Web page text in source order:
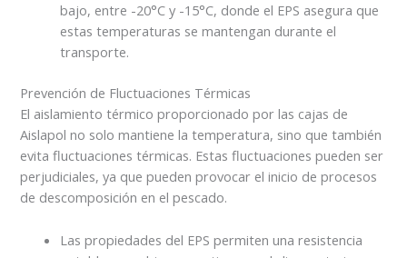
bajo, entre -20°C y -15°C, donde el EPS asegura que
estas temperaturas se mantengan durante el
transporte.
Prevención de Fluctuaciones Térmicas
El aislamiento térmico proporcionado por las cajas de
Aislapol no solo mantiene la temperatura, sino que también
evita fluctuaciones térmicas. Estas fluctuaciones pueden ser
perjudiciales, ya que pueden provocar el inicio de procesos
de descomposición en el pescado.
Las propiedades del EPS permiten una resistencia